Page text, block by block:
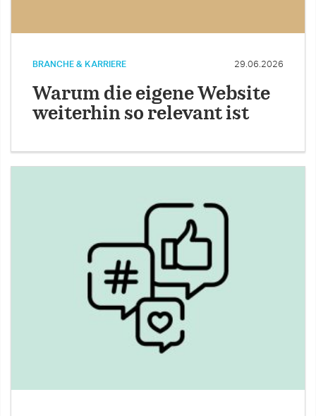
BRANCHE & KARRIERE 29.06.2026
Warum die eigene Website
weiterhin so relevant ist